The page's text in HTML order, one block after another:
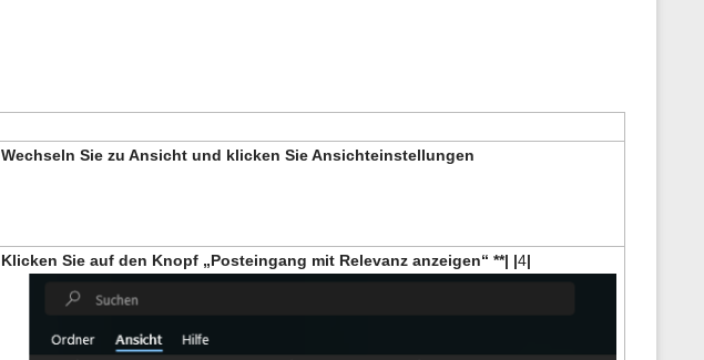
Wechseln Sie zu Ansicht und klicken Sie Ansichteinstellungen
Klicken Sie auf den Knopf „Posteingang mit Relevanz anzeigen“ **| |4|